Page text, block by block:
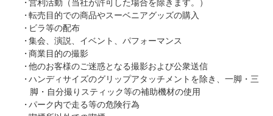
転売目的での商品やスーベニアグッズの購入
ビラ等の配布
集会、演説、イベント、パフォーマンス
商業目的の撮影
他のお客様のご迷惑となる撮影および公衆送信
ハンディサイズのグリップアタッチメントを除き、一脚・三
脚・自分撮りスティック等の補助機材の使用
パーク内で走る等の危険行為